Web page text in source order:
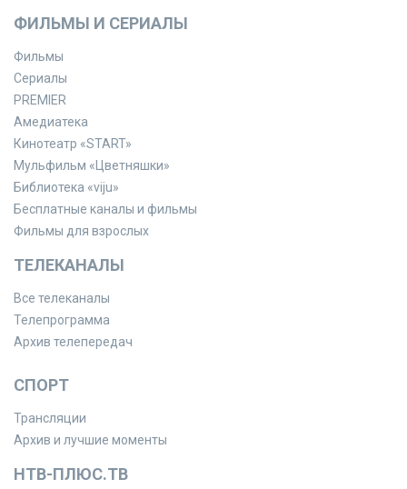
ФИЛЬМЫ И СЕРИАЛЫ
Фильмы
Сериалы
PREMIER
Амедиатека
Кинотеатр «START»
Мульфильм «Цветняшки»
Библиотека «viju»
Бесплатные каналы и фильмы
Фильмы для взрослых
ТЕЛЕКАНАЛЫ
Все телеканалы
Телепрограмма
Архив телепередач
СПОРТ
Трансляции
Архив и лучшие моменты
НТВ-ПЛЮС.ТВ